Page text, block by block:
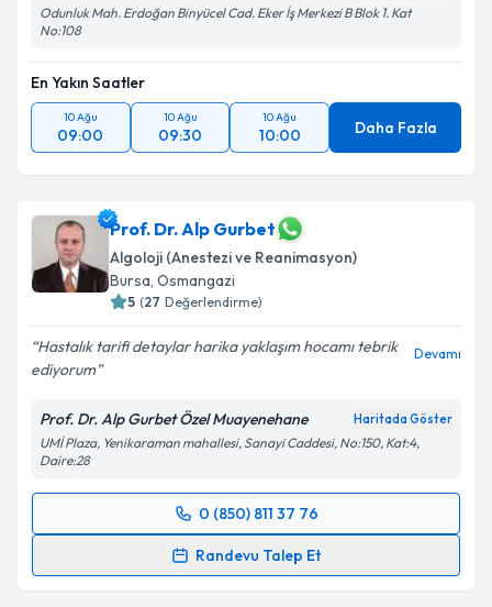
Odunluk Mah. Erdoğan Binyücel Cad. Eker İş Merkezi B Blok 1. Kat
No:108
En Yakın Saatler
10 Ağu
09:00
10 Ağu
09:30
10 Ağu
10:00 Daha Fazla
Prof. Dr. Alp Gurbet
Algoloji (Anestezi ve Reanimasyon)
Bursa, Osmangazi
5 (27 Değerlendirme)
Hastalık tarifi detaylar harika yaklaşım hocamı tebrik
ediyorum
Devamı
Prof. Dr. Alp Gurbet Özel Muayenehane Haritada Göster
UMİ Plaza, Yenikaraman mahallesi, Sanayi Caddesi, No:150, Kat:4,
Daire:28
0 (850) 811 37 76
Randevu Talep Et
Randevu Takvimi Talebi